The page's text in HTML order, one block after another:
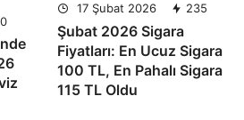
17 Şubat 2026 235
Şubat 2026 Sigara
Fiyatları: En Ucuz Sigara
100 TL, En Pahalı Sigara
115 TL Oldu